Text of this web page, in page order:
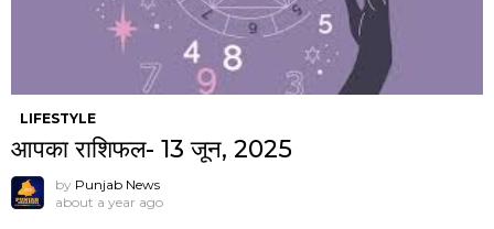
LIFESTYLE
आपका राशिफल- 13 जून, 2025
by Punjab News
about a year ago